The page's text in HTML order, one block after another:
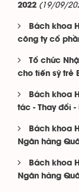
2022 (19/09/
Bách khoa
công ty cổ
Tổ chức
cho tiến sỹ trẻ
Bách khoa
tác - Thay đổi -
Bách khoa
Ngân hàng
Bách khoa
Ngân hàng